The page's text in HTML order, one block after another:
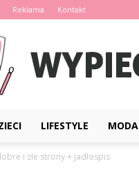
Reklama Kontakt
LIFESTYLE MODA
i złe strony + jadłospis